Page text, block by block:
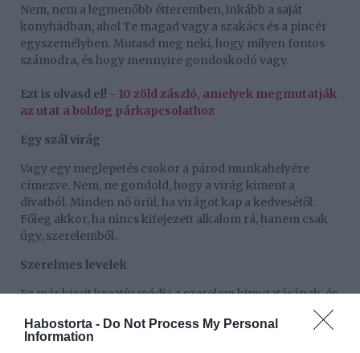
Habostorta - Do Not Process My Personal
Information
Nem, nem a legmenőbb étteremben, inkább a saját
konyhádban, ahol Te magad vagy a szakács és a pincér
egyszemélyben. Mutasd meg neki, hogy milyen fontos
számodra, és hogy mennyire gondoskodó vagy.
Ezt is olvasd el! - 10 zöld zászló, amelyek megmutatják
az utat a boldog párkapcsolathoz
Egy szál virág
Vagy egy meglepetés csokor a párod munkahelyére
címezve. Nem, ne gondold, hogy a virág kiment a
divatból. Minden nő örül, ha virágot kap a kedvesétől.
Főleg akkor, ha nincs kifejezett alkalom rá, hanem csak
úgy, szerelemből.
Szerelmes levelek
Ez már kicsit kreatív módja a szerelem kimutatásának, és
óriási meglepetést szerezhetsz egy-két gondosan
elrejtett, romantikus üzenettel. Persze, ha nem vagy egy